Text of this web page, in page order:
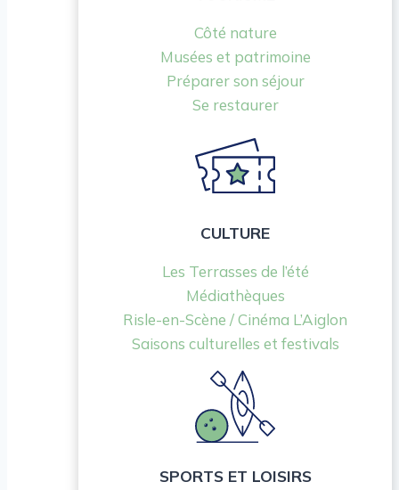
Côté nature
Musées et patrimoine
Préparer son séjour
Se restaurer
CULTURE
Les Terrasses de l’été
Médiathèques
Risle-en-Scène / Cinéma L’Aiglon
Saisons culturelles et festivals
SPORTS ET LOISIRS